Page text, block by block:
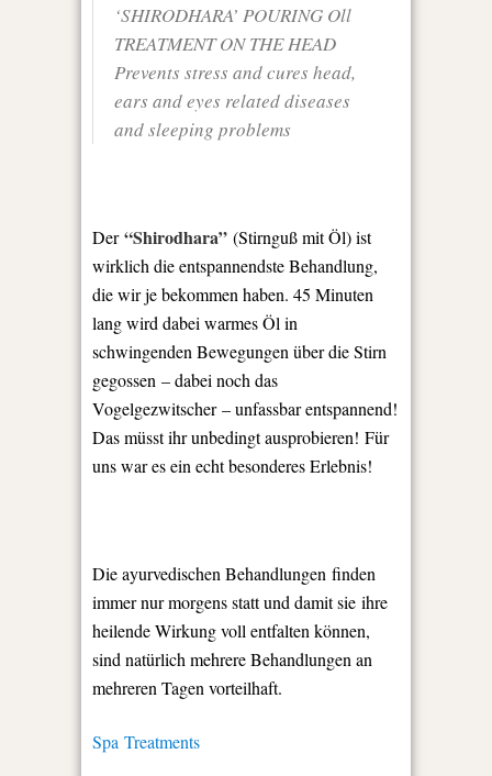
‘SHIRODHARA’ POURING Oll
TREATMENT ON THE HEAD
Prevents stress and cures head,
ears and eyes related diseases
and sleeping problems
Der“Shirodhara” (Stirnguß mit Öl) ist
wirklich die entspannendste Behandlung,
die wir je bekommen haben. 45 Minuten
lang wird dabei warmes Öl in
schwingenden Bewegungen über die Stirn
gegossen – dabei noch das
Vogelgezwitscher – unfassbar entspannend!
Das müsst ihr unbedingt ausprobieren! Für
uns war es ein echt besonderes Erlebnis!
Die ayurvedischen Behandlungen finden
immer nur morgens statt und damit sie ihre
heilende Wirkung voll entfalten können,
sind natürlich mehrere Behandlungen an
mehreren Tagen vorteilhaft.
Spa Treatments